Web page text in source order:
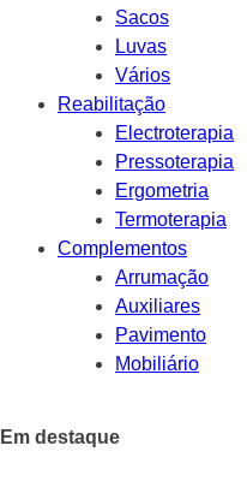
Sacos
Luvas
Vários
Reabilitação
Electroterapia
Pressoterapia
Ergometria
Termoterapia
Complementos
Arrumação
Auxiliares
Pavimento
Mobiliário
Em destaque